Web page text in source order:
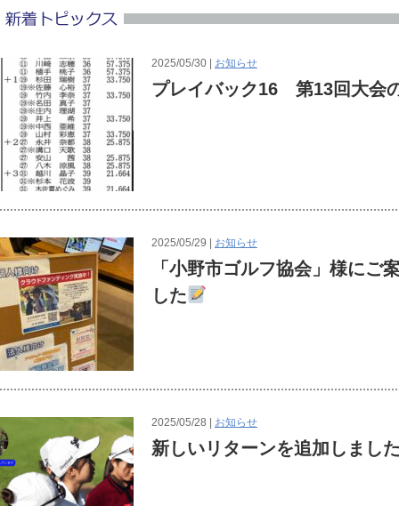
2025/05/30 | お知らせ
プレイバック16 第13回大会
2025/05/29 | お知らせ
「小野市ゴルフ協会」様にご
した
2025/05/28 | お知らせ
新しいリターンを追加しまし